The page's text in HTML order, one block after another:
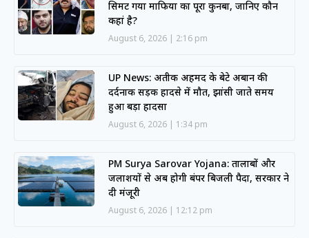
सिमट गया माफिया का पूरा कुनबा, जानिए कौन
कहां है?
August 6, 2026 2:16 pm
UP News: अतीक अहमद के बेटे अबान की
दर्दनाक सड़क हादसे में मौत, झांसी जाते समय
हुआ बड़ा हादसा
August 6, 2026 1:34 pm
PM Surya Sarovar Yojana: तालाबों और
जलाशयों से अब होगी बंपर बिजली पैदा, सरकार ने
दी मंजूरी
August 6, 2026 12:12 pm